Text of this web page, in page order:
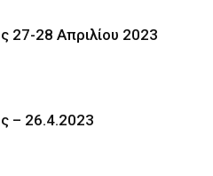
27-28 Απριλίου 2023
– 26.4.2023